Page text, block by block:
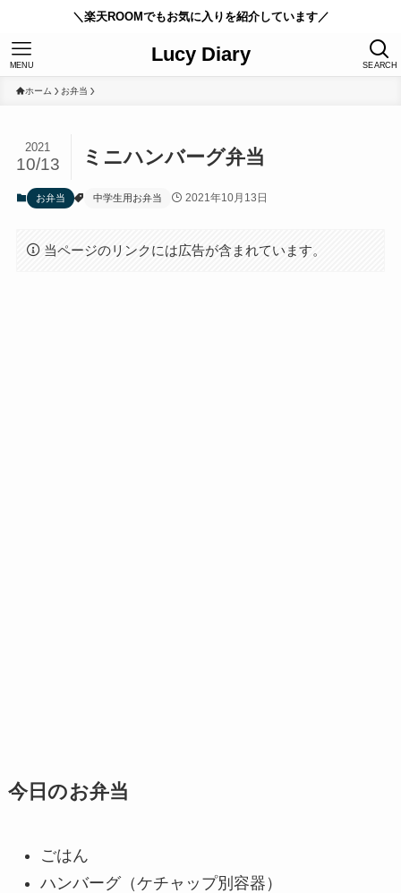
＼楽天ROOMでもお気に入りを紹介しています／
Lucy Diary SEARCH
MENU
ホーム お弁当
ミニハンバーグ弁当
2021
10/13
お弁当 中学生用お弁当 2021年10月13日
当ページのリンクには広告が含まれています。
今日のお弁当
ごはん
ハンバーグ（ケチャップ別容器）